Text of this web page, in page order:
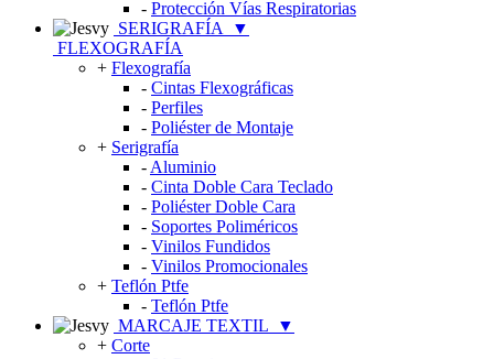
- Protección Vías Respiratorias
SERIGRAFÍA
▼
FLEXOGRAFÍA
+ Flexografía
- Cintas Flexográficas
- Perfiles
- Poliéster de Montaje
+ Serigrafía
- Aluminio
- Cinta Doble Cara Teclado
- Poliéster Doble Cara
- Soportes Poliméricos
- Vinilos Fundidos
- Vinilos Promocionales
+ Teflón Ptfe
- Teflón Ptfe
MARCAJE TEXTIL
▼
+ Corte